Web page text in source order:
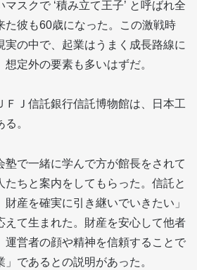
スクで ‘積み立て王子’ と呼ばれ全
た彼も60歳になった。この激戦時
実の中で、起業はうまく成長路線に
定外の要素も多いはずだ。
Ｊ信託銀行信託博物館は、日本工
。
で一緒に学んで方が館長をされて
たちと案内をしてもらった。信託と
産を確実に引き継いでいきたい」
えて生まれた。財産を安心して他者
運営者の顔や精神を信頼することで
であるとの説明があった。